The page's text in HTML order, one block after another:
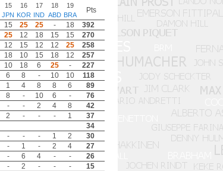
15
JPN
16
KOR
17
IND
18
ABD
19
BRA
Pts
15 25 25 - 18
392
25 12 18 15 15
270
12 15 12 12 25
258
18 10 15 18 12
257
10 18 6 25 -
227
6 8 - 10 10
118
1 4 8 8 6
89
8 - 10 6 -
76
- - 2 4 8
42
2 - - - 1
37
34
- - - 1 2
30
- 1 - 2 4
27
- 6 4 - -
26
- 2 - - -
15